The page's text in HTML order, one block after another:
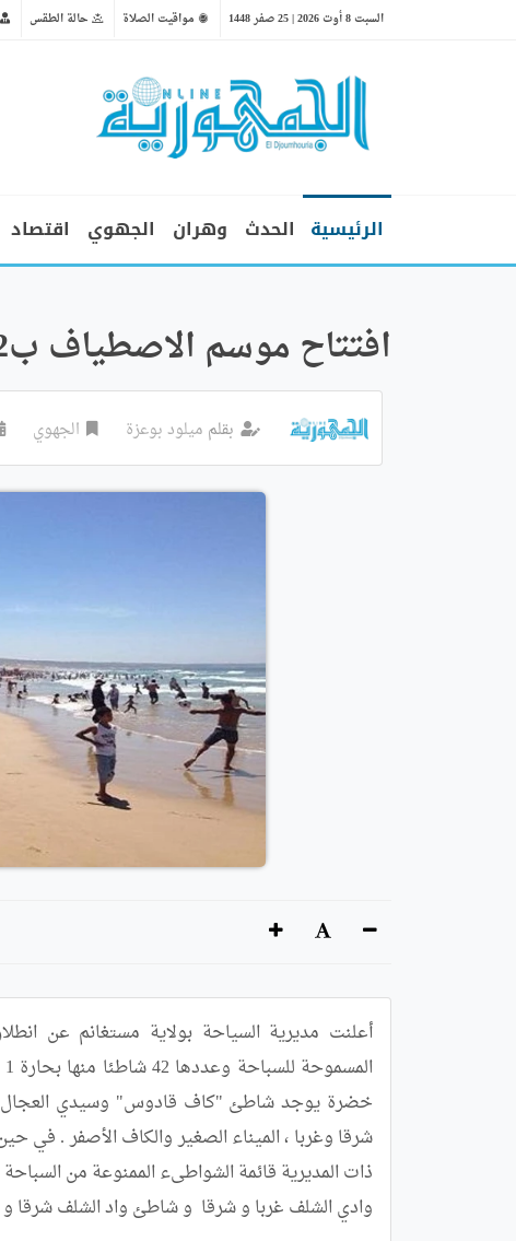
السبت 8 أوت 2026 | 25 صفر 1448 مواقيت الصلاة حالة الطقس
الرئيسية الحدث وهران الجهوي اقتصاد
افتتاح موسم الاصطياف ب42 شاطئا بمستغانم
بقلم ميلود بوعزة الجهوي
وادي الشلف غربا و شرقا  و شاطئ واد الشلف شرقا